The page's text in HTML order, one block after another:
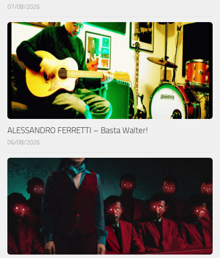
07/08/2026
ALESSANDRO FERRETTI – Basta Walter!
06/08/2026